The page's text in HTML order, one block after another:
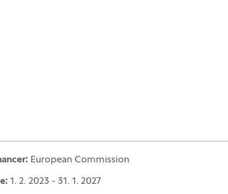
European Commission
1. 2. 2023 - 31. 1. 2027